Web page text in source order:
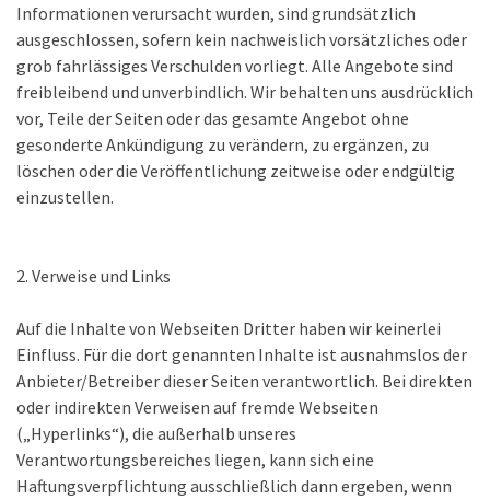
Informationen verursacht wurden, sind grundsätzlich
ausgeschlossen, sofern kein nachweislich vorsätzliches oder
grob fahrlässiges Verschulden vorliegt. Alle Angebote sind
freibleibend und unverbindlich. Wir behalten uns ausdrücklich
vor, Teile der Seiten oder das gesamte Angebot ohne
gesonderte Ankündigung zu verändern, zu ergänzen, zu
löschen oder die Veröffentlichung zeitweise oder endgültig
einzustellen.
2. Verweise und Links
Auf die Inhalte von Webseiten Dritter haben wir keinerlei
Einfluss. Für die dort genannten Inhalte ist ausnahmslos der
Anbieter/Betreiber dieser Seiten verantwortlich. Bei direkten
oder indirekten Verweisen auf fremde Webseiten
(„Hyperlinks“), die außerhalb unseres
Verantwortungsbereiches liegen, kann sich eine
Haftungsverpflichtung ausschließlich dann ergeben, wenn